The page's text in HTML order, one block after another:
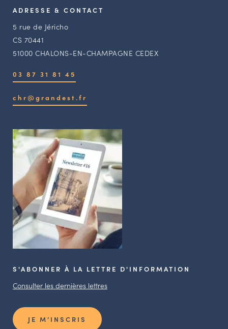
ADRESSE & CONTACT
5 rue de Jéricho
CS 70441
51000 CHALONS-EN-CHAMPAGNE CEDEX
03 87 31 81 45
chr@grandest.fr
S'ABONNER À LA LETTRE D'INFORMATION
Consulter les dernières lettres
JE M’INSCRIS